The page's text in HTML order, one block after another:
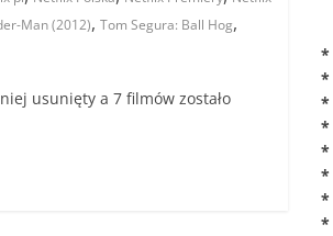
Man (2012), Tom Segura: Ball Hog,
usunięty a 7 filmów zostało
*
*
*
*
*
*
*
*